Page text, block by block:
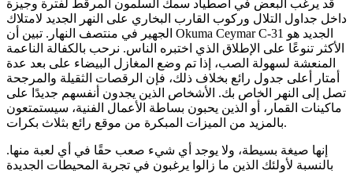
قد يرغب البعض في اصطياد سمك السلمون المرقط لفترة وجيزة
داخل جداول التلال وركوب القارب البخاري على النهر الجديد لامتلاك
الجهير في منتصف النهار. تبين أن Okuma Ceymar C-31 الجديد هو
الأكثر تنوعًا على الإطلاق الذي اختبره الناس. نرحب بالكفالة الناعمة
المنعشة لسهولة الصب، إذا تم وضع المغازل البيضاء على بعد عدة
أمتار أعلى جدول رائع بخلاف ذلك، فإن الرقصات الثقيلة والمرجحة
تصل إلى النهر الخاص بك. الأشخاص الذين يجدون أنفسهم جديدًا على
ماكينات القمار، أو الذين يحبون بساطة الأعمال الفنية، سيستمتعون
بالمزيد من الميزات المبكرة من موقع رائع بثلاث بكرات.
إنها صيغة بسيطة، ولا يوجد أي شيء صعب حقًا في أي لعبة منها.
بالنسبة لأولئك الذين ما زالوا يرغبون في تجربة المحيطات الجديدة